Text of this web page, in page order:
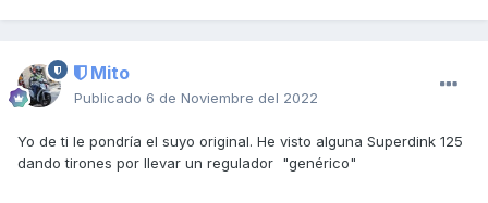
Mito
Publicado 6 de Noviembre del 2022
Yo de ti le pondría el suyo original. He visto alguna Superdink 125
dando tirones por llevar un regulador "genérico"